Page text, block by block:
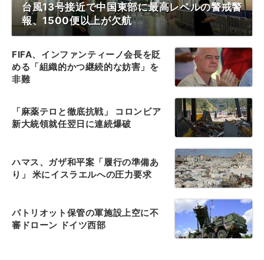
台風13号接近で中国東部に最高レベルの警戒警
報、1500便以上が欠航
FIFA、インファンティーノ会長を貶
める「組織的かつ継続的な妨害」を
非難
「麻薬テロと徹底抗戦」 コロンビア
新大統領就任翌日に連続爆破
ハマス、ガザ和平案「履行の準備あ
り」 米にイスラエルへの圧力要求
パトリオット保管の軍施設上空に不
審ドローン ドイツ西部